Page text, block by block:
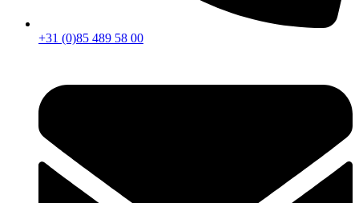
+31 (0)85 489 58 00